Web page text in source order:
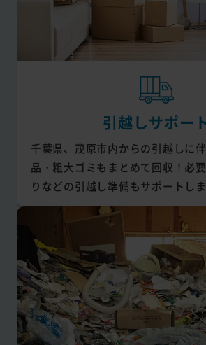
引越しサポー
千葉県、茂原市内からの引越しに
品・粗大ゴミもまとめて回収！必
りなどの引越し準備もサポートしま